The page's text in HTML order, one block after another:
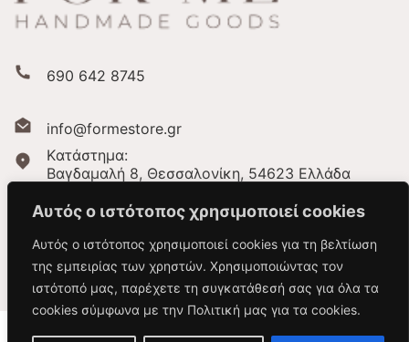
Αυτός ο ιστότοπος χρησιμοποιεί cookies
Αυτός ο ιστότοπος χρησιμοποιεί cookies για τη βελτίωση
της εμπειρίας των χρηστών. Χρησιμοποιώντας τον
ιστότοπό μας, παρέχετε τη συγκατάθεσή σας για όλα τα
cookies σύμφωνα με την Πολιτική μας για τα cookies.
690 642 8745
info@formestore.gr
Kατάστημα:
Βαγδαμαλή 8, Θεσσαλονίκη, 54623 Ελλάδα